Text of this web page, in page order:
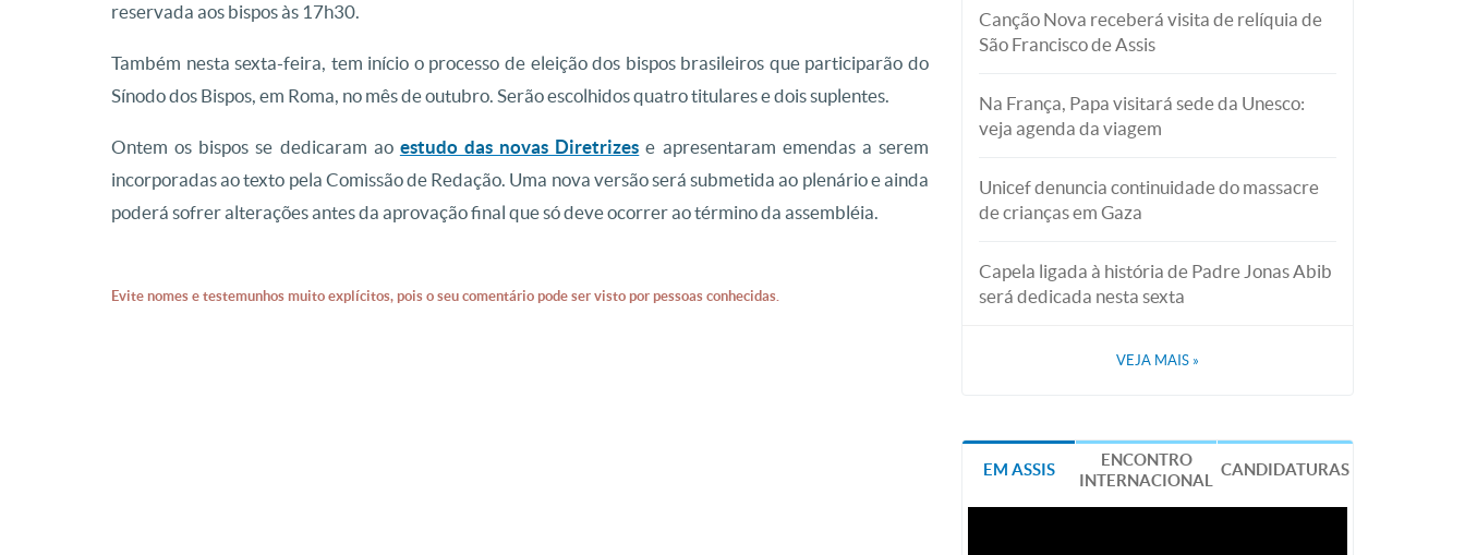
reservada aos bispos às 17h30.
Também nesta sexta-feira, tem início o processo de eleição dos bispos brasileiros que participarão do
Sínodo dos Bispos, em Roma, no mês de outubro. Serão escolhidos quatro titulares e dois suplentes.
Ontem os bispos se dedicaram ao estudo das novas Diretrizes e apresentaram emendas a serem
incorporadas ao texto pela Comissão de Redação. Uma nova versão será submetida ao plenário e ainda
poderá sofrer alterações antes da aprovação final que só deve ocorrer ao término da assembléia.
Evite nomes e testemunhos muito explícitos, pois o seu comentário pode ser visto por pessoas conhecidas.
Canção Nova receberá visita de relíquia de
São Francisco de Assis
Na França, Papa visitará sede da Unesco:
veja agenda da viagem
Unicef denuncia continuidade do massacre
de crianças em Gaza
Capela ligada à história de Padre Jonas Abib
será dedicada nesta sexta
VEJA MAIS »
EM ASSIS
ENCONTRO
INTERNACIONAL
CANDIDATURAS